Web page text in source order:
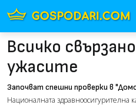
Всичко
ужасите
Започват спешни проверки в
на ужасите" за евентуално източване
Националната здравноосигурителна